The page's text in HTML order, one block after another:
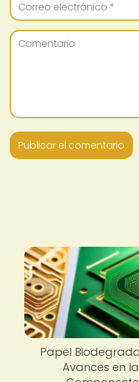
Papel
Avances en